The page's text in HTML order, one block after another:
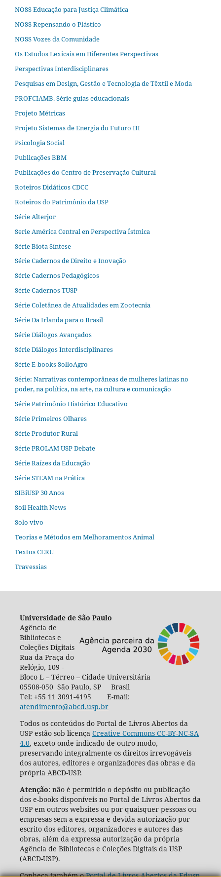
NOSS Educação para Justiça Climática
NOSS Repensando o Plástico
NOSS Vozes da Comunidade
Os Estudos Lexicais em Diferentes Perspectivas
Perspectivas Interdisciplinares
Pesquisas em Design, Gestão e Tecnologia de Têxtil e Moda
PROFCIAMB. Série guias educacionais
Projeto Métricas
Projeto Sistemas de Energia do Futuro III
Psicologia Social
Publicações BBM
Publicações do Centro de Preservação Cultural
Roteiros Didáticos CDCC
Roteiros do Patrimônio da USP
Série Alterjor
Serie América Central en Perspectiva Ístmica
Série Biota Síntese
Série Cadernos de Direito e Inovação
Série Cadernos Pedagógicos
Série Cadernos TUSP
Série Coletânea de Atualidades em Zootecnia
Série Da Irlanda para o Brasil
Série Diálogos Avançados
Série Diálogos Interdisciplinares
Série E-books SolloAgro
Série: Narrativas contemporâneas de mulheres latinas no
poder, na política, na arte, na cultura e comunicação
Série Patrimônio Histórico Educativo
Série Primeiros Olhares
Série Produtor Rural
Série PROLAM USP Debate
Série Raízes da Educação
Série STEAM na Prática
SIBiUSP 30 Anos
Soil Health News
Solo vivo
Teorias e Métodos em Melhoramentos Animal
Textos CERU
Travessias
Universidade de São Paulo
Agência de
Bibliotecas e
Coleções Digitais
Rua da Praça do
Relógio, 109 -
Bloco L – Térreo – Cidade Universitária
05508-050 São Paulo, SP Brasil
Tel: +55 11 3091-4195 E-mail:
atendimento@abcd.usp.br
Todos os conteúdos do Portal de Livros Abertos da
USP estão sob licença Creative Commons CC-BY-NC-SA
4.0, exceto onde indicado de outro modo,
preservando integralmente os direitos irrevogáveis
dos autores, editores e organizadores das obras e da
própria ABCD-USP.
Atenção: não é permitido o depósito ou publicação
dos e-books disponíveis no Portal de Livros Abertos da
USP em outros websites ou por quaisquer pessoas ou
empresas sem a expressa e devida autorização por
escrito dos editores, organizadores e autores das
obras, além da expressa autorização da própria
Agência de Bibliotecas e Coleções Digitais da USP
(ABCD-USP).